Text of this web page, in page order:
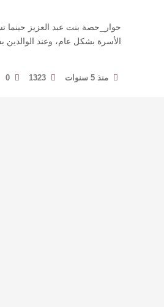
حوار_حصة بنت عبد العزيز حينما
الأسرة بشكل عام، وعند
منذ 5 سنوات 1323
0